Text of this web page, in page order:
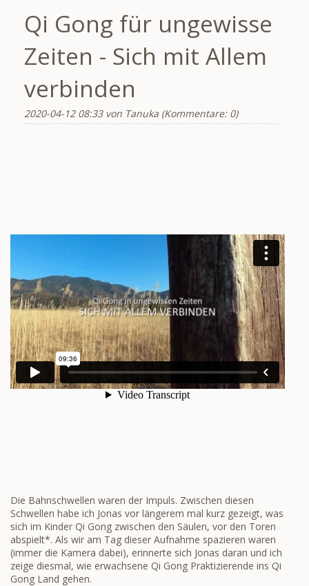
Qi Gong für ungewisse
Zeiten - Sich mit Allem
verbinden
2020-04-12 08:33von Tanuka (Kommentare: 0)
Die Bahnschwellen waren der Impuls. Zwischen diesen
Schwellen habe ich Jonas vor längerem mal kurz gezeigt, was
sich im Kinder Qi Gong zwischen den Säulen, vor den Toren
abspielt*. Als wir am Tag dieser Aufnahme spazieren waren
(immer die Kamera dabei), erinnerte sich Jonas daran und ich
zeige diesmal, wie erwachsene Qi Gong Praktizierende ins Qi
Gong Land gehen.